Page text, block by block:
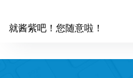
就酱紫吧！您随意啦！